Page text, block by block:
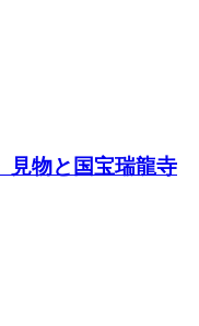
見物と国宝瑞龍寺